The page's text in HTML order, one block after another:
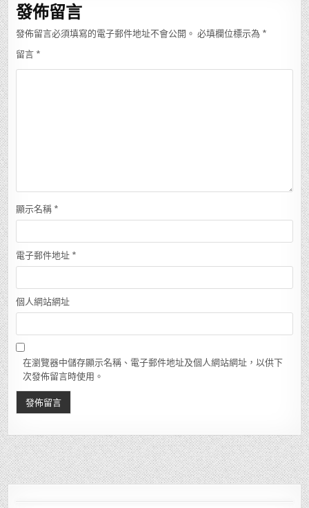
發佈留言
發佈留言必須填寫的電子郵件地址不會公開。 必填欄位標示為 *
留言 *
顯示名稱 *
電子郵件地址 *
個人網站網址
在瀏覽器中儲存顯示名稱、電子郵件地址及個人網站網址，以供下
次發佈留言時使用。